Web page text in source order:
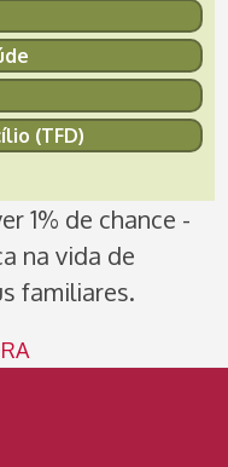
(TFD)
1% de chance -
na vida de
familiares.